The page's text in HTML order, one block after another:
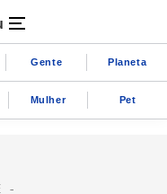
Gente Planeta
Mulher Pet